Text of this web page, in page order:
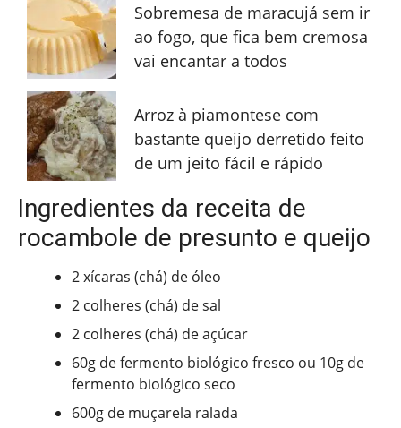
Sobremesa de maracujá sem ir
ao fogo, que fica bem cremosa
vai encantar a todos
Arroz à piamontese com
bastante queijo derretido feito
de um jeito fácil e rápido
Ingredientes da receita de
rocambole de presunto e queijo
2 xícaras (chá) de óleo
2 colheres (chá) de sal
2 colheres (chá) de açúcar
60g de fermento biológico fresco ou 10g de
fermento biológico seco
600g de muçarela ralada